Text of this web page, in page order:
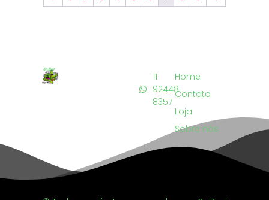
Home
Contato
Loja
Sobre nós
11
92448
8357